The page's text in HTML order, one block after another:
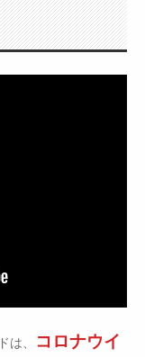
は、
コロナウイ